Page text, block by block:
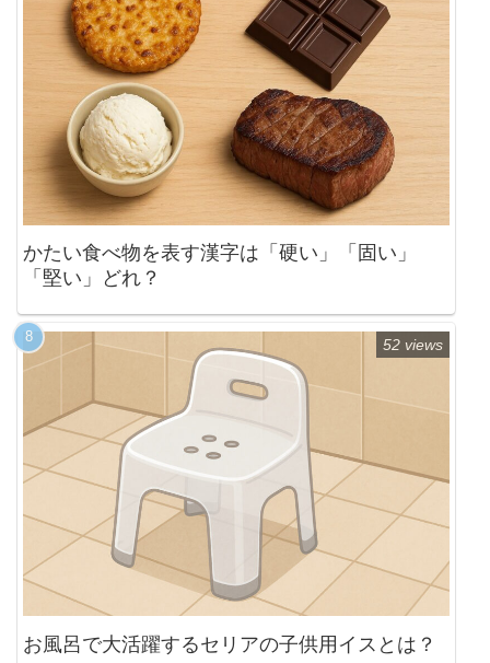
かたい食べ物を表す漢字は「硬い」「固い」
「堅い」どれ？
お風呂で大活躍するセリアの子供用イスとは？
52 views